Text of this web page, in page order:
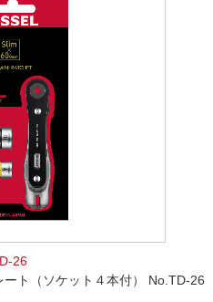
26
ト（ソケット４本付） No.TD-26